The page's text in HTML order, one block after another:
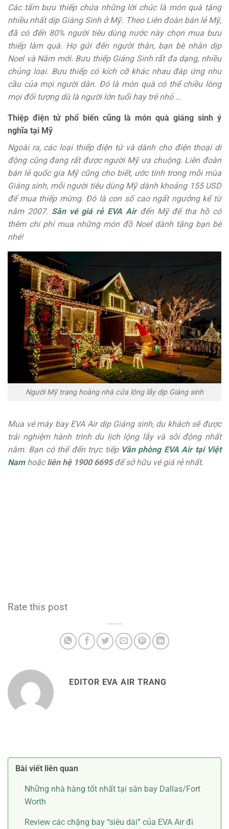
Các tấm bưu thiếp chứa những lời chúc là món quà tặng
nhiều nhất dịp Giáng Sinh ở Mỹ. Theo Liên đoàn bán lẻ Mỹ,
đã có đến 80% người tiêu dùng nước này chọn mua bưu
thiếp làm quà. Họ gửi đến người thân, bạn bè nhân dịp
Noel và Năm mới. Bưu thiếp Giáng Sinh rất đa dạng, nhiều
chủng loại. Bưu thiếp có kích cỡ khác nhau đáp ứng nhu
cầu của mọi người dân. Đó là món quà có thể chiều lòng
mọi đối tượng dù là người lớn tuổi hay trẻ nhỏ …
Thiệp điện tử phổ biến cũng là món quà giáng sinh ý
nghĩa tại Mỹ
Ngoài ra, các loại thiếp điện tử và dành cho điện thoại di
động cũng đang rất được người Mỹ ưa chuộng. Liên đoàn
bán lẻ quốc gia Mỹ cũng cho biết, ước tính trong mỗi mùa
Giáng sinh, mỗi người tiêu dùng Mỹ dành khoảng 155 USD
để mua thiếp mừng. Đó là con số cao ngất ngưởng kể từ
năm 2007. Săn vé giá rẻ EVA Airđến Mỹ để tha hồ có
thêm chi phí mua những món đồ Noel dành tặng bạn bè
nhé!
Người Mỹ trang hoàng nhà cửa lộng lẫy dịp Giáng sinh
Mua vé máy bay EVA Air dịp Giáng sinh, du khách sẽ được
trải nghiệm hành trình du lịch lộng lẫy và sôi động nhất
năm. Bạn có thể đến trực tiếp Văn phòng EVA Air tại Việt
Namhoặcliên hệ 1900 6695để sở hữu vé giá rẻ nhất.
Rate this post
EDITOR EVA AIR TRANG
Bài viết liên quan
Những nhà hàng tốt nhất tại sân bay Dallas/Fort
Worth
Review các chặng bay “siêu dài” của EVA Air đi